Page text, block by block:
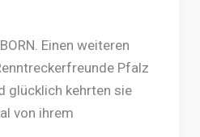
Einen weiteren
Pfalz
glücklich kehrten sie
von ihrem